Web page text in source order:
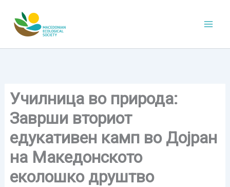
content
Училница во природа:
Заврши вториот
едукативен камп во Дојран
на Македонското
еколошко друштво